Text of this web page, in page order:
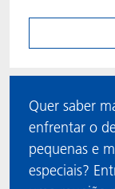
Quer saber
enfrentar o
pequenas e
especiais?